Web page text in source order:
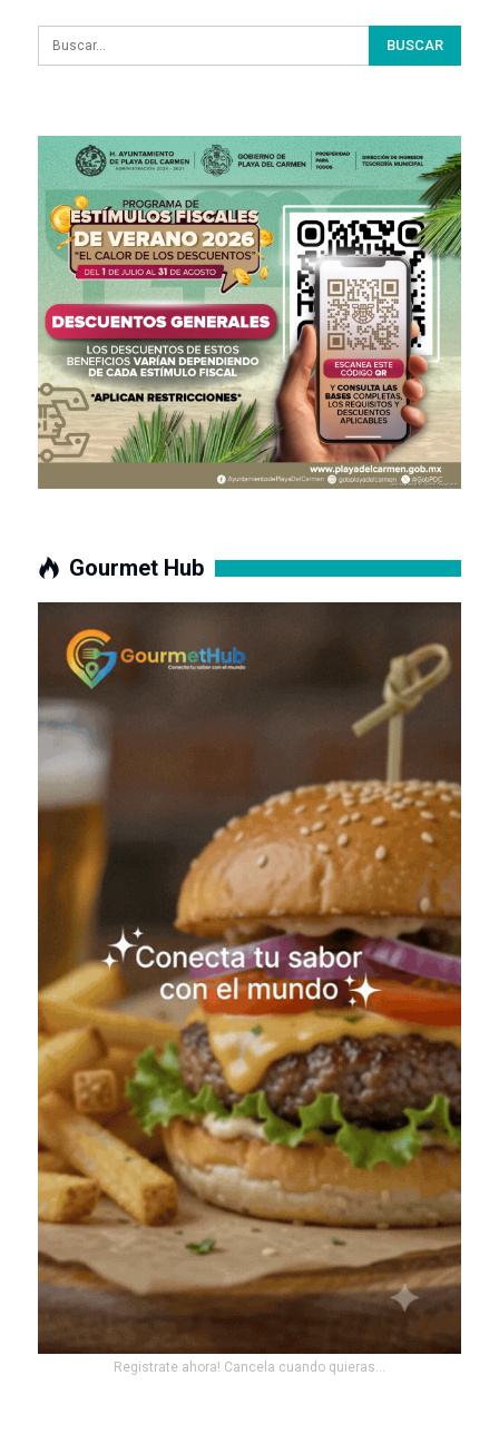
Gourmet Hub
Registrate ahora! Cancela cuando quieras...